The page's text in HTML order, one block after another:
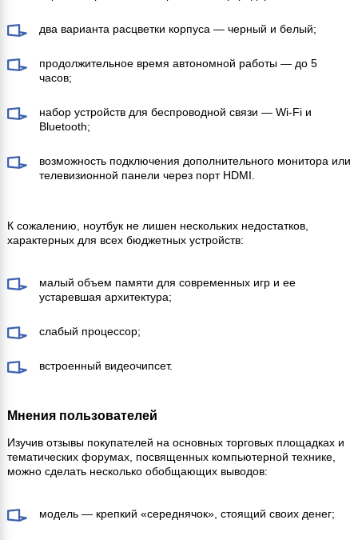
два варианта расцветки корпуса — черный и белый;
продолжительное время автономной работы — до 5
часов;
набор устройств для беспроводной связи — Wi-Fi и
Bluetooth;
возможность подключения дополнительного монитора или
телевизионной панели через порт HDMI.
К сожалению, ноутбук не лишен нескольких недостатков,
характерных для всех бюджетных устройств:
малый объем памяти для современных игр и ее
устаревшая архитектура;
слабый процессор;
встроенный видеочипсет.
Мнения пользователей
Изучив отзывы покупателей на основных торговых площадках и
тематических форумах, посвященных компьютерной технике,
можно сделать несколько обобщающих выводов:
модель — крепкий «середнячок», стоящий своих денег;